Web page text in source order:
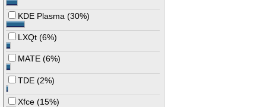
KDE Plasma (30%)
LXQt (6%)
MATE (6%)
TDE (2%)
Xfce (15%)